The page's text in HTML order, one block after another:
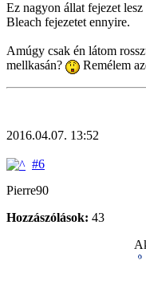
Ez nagyon állat fejezet
Bleach fejezetet ennyire.
Amúgy csak én látom
mellkasán?
Remélem
2016.04.07. 13:52
#6
Pierre90
Hozzászólások: 43